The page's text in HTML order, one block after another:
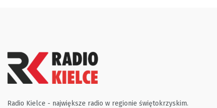
Radio Kielce - największe radio w regionie świętokrzyskim.